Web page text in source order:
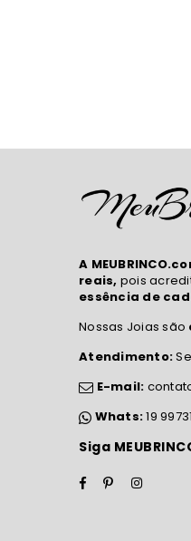
A
reais, pois
essência de
Nossas Joias são
Atendimento:
E-mail:
Whats:19
Siga
Facebook
Pinterest